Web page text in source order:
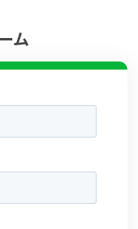
ム